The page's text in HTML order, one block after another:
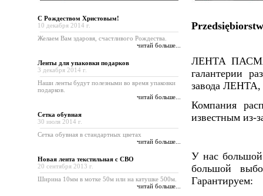
С Рождеством Христовым!
10 декабря 2014 г.
Желаем Вам здаровя, счастливого Рождества.
читай больше...
Ленты для упаковки подарков
3 декабря 2014 г.
Наши ленты будут полезными во время упаковки
подарков.
читай больше...
Сетка обувная
30 июля 2014 г.
Сетка обувная в стандартных цветах
читай больше...
Новая лента текстильная с СВО
20 сентября 2013 г.
Ширина 10мм в мотке 50м или на катушке 500м.
читай больше...
ЛЕНТА
галантерии
завода ЛЕНТА,
Компания
известным из-
У нас большой
большой
Гарантируем: